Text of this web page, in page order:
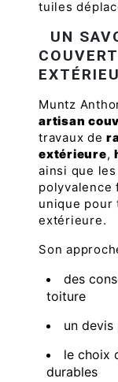
tuiles
UN
Muntz
artisan
travaux de
extérieure,
ainsi que les
polyvalence
unique pour
extérieure.
Son
des
toiture
un devis
le choix
durables